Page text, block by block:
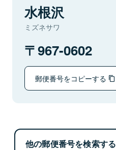
水根沢
ミズネサワ
967-0602
郵便番号をコピーする
他の郵便番号を検索する